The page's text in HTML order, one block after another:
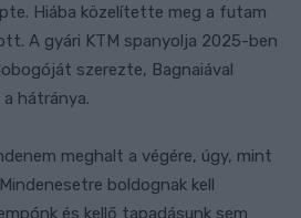
Hiába közelítette meg a futam
A gyári KTM spanyolja 2025-ben
szerezte, Bagnaiával
hátránya.
meghalt a végére, úgy, mint
boldognak kell
és kellő tapadásunk sem